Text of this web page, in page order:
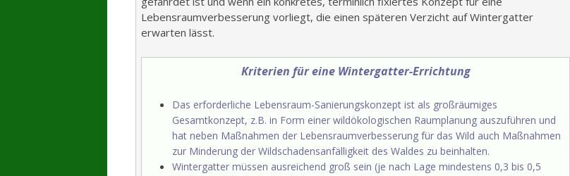
Lebensraumverbesserung vorliegt, die einen späteren Verzicht auf Wintergatter
erwarten lässt.
Kriterien für eine Wintergatter-Errichtung
Das erforderliche Lebensraum-Sanierungskonzept ist als großräumiges
Gesamtkonzept, z.B. in Form einer wildökologischen Raumplanung auszuführen und
hat neben Maßnahmen der Lebensraumverbesserung für das Wild auch Maßnahmen
zur Minderung der Wildschadensanfälligkeit des Waldes zu beinhalten.
Wintergatter müssen ausreichend groß sein (je nach Lage mindestens 0,3 bis 0,5